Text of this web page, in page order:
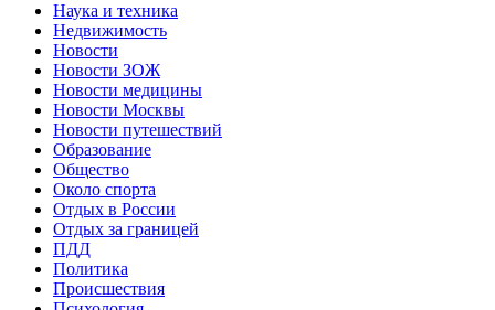
Наука и техника
Недвижимость
Новости
Новости ЗОЖ
Новости медицины
Новости Москвы
Новости путешествий
Образование
Общество
Около спорта
Отдых в России
Отдых за границей
ПДД
Политика
Происшествия